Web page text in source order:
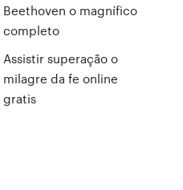
Beethoven o magnífico
completo
Assistir superação o
milagre da fe online
gratis